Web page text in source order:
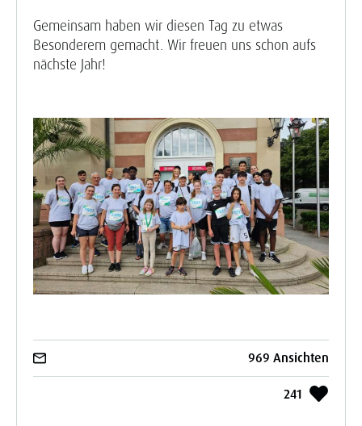
Gemeinsam haben wir diesen Tag zu etwas
Besonderem gemacht. Wir freuen uns schon aufs
nächste Jahr!
969 Ansichten
241